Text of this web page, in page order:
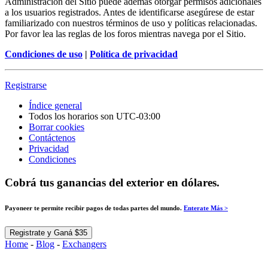
a los usuarios registrados. Antes de identificarse asegúrese de estar
familiarizado con nuestros términos de uso y políticas relacionadas.
Por favor lea las reglas de los foros mientras navega por el Sitio.
Condiciones de uso | Política de privacidad
Registrarse
Índice general
Todos los horarios son UTC-03:00
Borrar cookies
Contáctenos
Privacidad
Condiciones
Cobrá tus ganancias del exterior en dólares.
Payoneer te permite recibir pagos de todas partes del mundo. Enterate Más >
Registrate y Ganá $35
Home - Blog - Exchangers